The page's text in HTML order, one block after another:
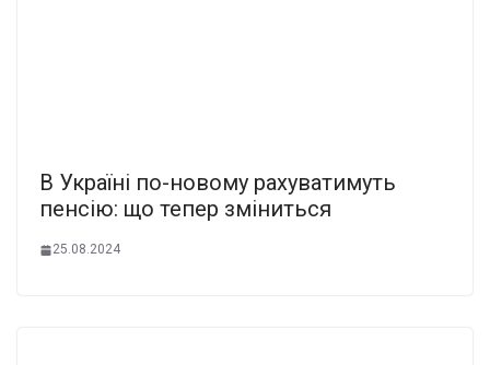
В Україні по-новому рахуватимуть
пенсію: що тепер зміниться
25.08.2024